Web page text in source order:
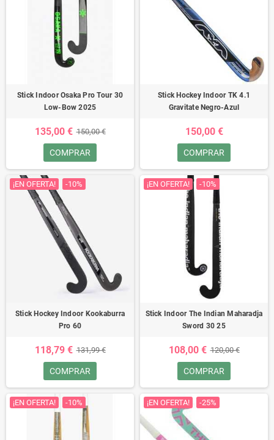
Stick Indoor Osaka Pro Tour 30
Low-Bow 2025
135,00 € 150,00 €
COMPRAR
Stick Hockey Indoor TK 4.1
Gravitate Negro-Azul
150,00 €
COMPRAR
¡EN OFERTA! -10%
Stick Hockey Indoor Kookaburra
Pro 60
118,79 € 131,99 €
COMPRAR
¡EN OFERTA! -10%
Stick Indoor The Indian Maharadja
Sword 30 25
108,00 € 120,00 €
COMPRAR
¡EN OFERTA! -10% ¡EN OFERTA! -25%